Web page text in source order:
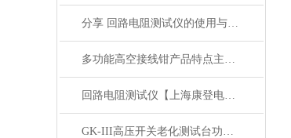
分享 回路电阻测试仪的使用与维护
多功能高空接线钳产品特点主要技术参数
回路电阻测试仪【上海康登电气】相关知识说明
GK-III高压开关老化测试台功能与技术参数